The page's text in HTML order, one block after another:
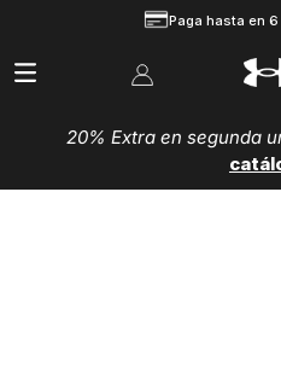
Paga hasta en
20% Extra en segunda